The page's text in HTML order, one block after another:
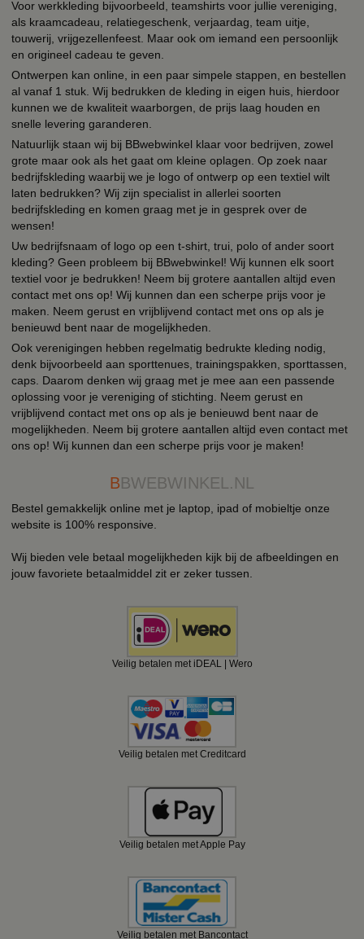
Voor werkkleding bijvoorbeeld, teamshirts voor jullie vereniging,
als kraamcadeau, relatiegeschenk, verjaardag, team uitje,
touwerij, vrijgezellenfeest. Maar ook om iemand een persoonlijk
en origineel cadeau te geven.
Ontwerpen kan online, in een paar simpele stappen, en bestellen
al vanaf 1 stuk. Wij bedrukken de kleding in eigen huis, hierdoor
kunnen we de kwaliteit waarborgen, de prijs laag houden en
snelle levering garanderen.
Natuurlijk staan wij bij BBwebwinkel klaar voor bedrijven, zowel
grote maar ook als het gaat om kleine oplagen. Op zoek naar
bedrijfskleding waarbij we je logo of ontwerp op een textiel wilt
laten bedrukken? Wij zijn specialist in allerlei soorten
bedrijfskleding en komen graag met je in gesprek over de
wensen!
Uw bedrijfsnaam of logo op een t-shirt, trui, polo of ander soort
kleding? Geen probleem bij BBwebwinkel! Wij kunnen elk soort
textiel voor je bedrukken! Neem bij grotere aantallen altijd even
contact met ons op! Wij kunnen dan een scherpe prijs voor je
maken. Neem gerust en vrijblijvend contact met ons op als je
benieuwd bent naar de mogelijkheden.
Ook verenigingen hebben regelmatig bedrukte kleding nodig,
denk bijvoorbeeld aan sporttenues, trainingspakken, sporttassen,
caps. Daarom denken wij graag met je mee aan een passende
oplossing voor je vereniging of stichting. Neem gerust en
vrijblijvend contact met ons op als je benieuwd bent naar de
mogelijkheden. Neem bij grotere aantallen altijd even contact met
ons op! Wij kunnen dan een scherpe prijs voor je maken!
BBWEBWINKEL.NL
Bestel gemakkelijk online met je laptop, ipad of mobieltje onze
website is 100% responsive.
Wij bieden vele betaal mogelijkheden kijk bij de afbeeldingen en
jouw favoriete betaalmiddel zit er zeker tussen.
Veilig betalen met iDEAL | Wero
Veilig betalen met Creditcard
Veilig betalen met Apple Pay
Veilig betalen met Bancontact